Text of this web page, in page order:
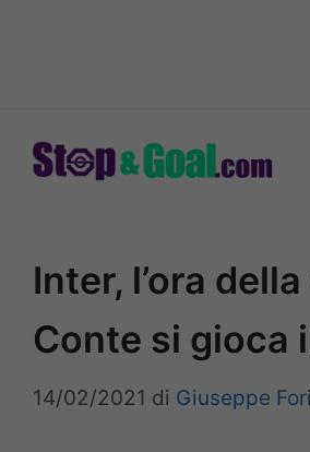
Inter, l’ora
Conte si gioca
14/02/2021 di Giuseppe